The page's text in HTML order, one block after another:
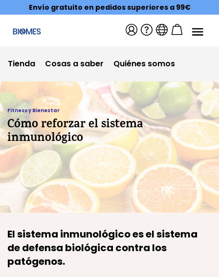
Envío gratuito en pedidos superiores a 99€
Tienda Cosas a saber Quiénes somos
Fitness y Bienestar
Cómo reforzar el sistema
inmunológico
El sistema inmunológico es el sistema
de defensa biológica contra los
patógenos.